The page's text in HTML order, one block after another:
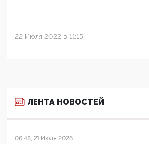
22 Июля 2022 в 11:15
ЛЕНТА НОВОСТЕЙ
06:48, 21 Июля 2026